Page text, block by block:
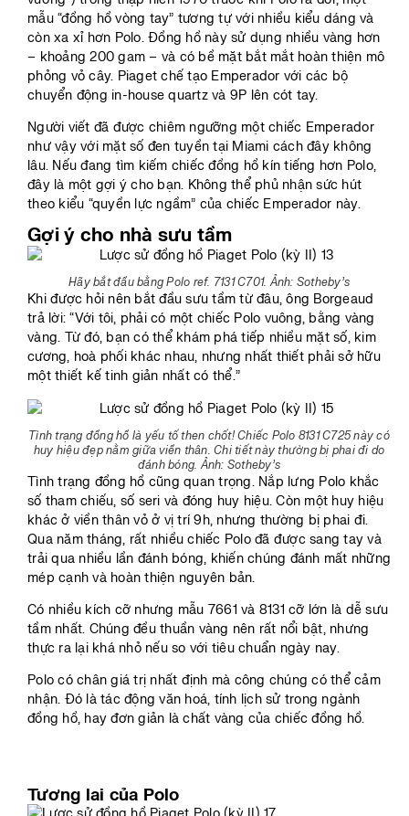
mẫu “đồng hồ vòng tay” tương tự với nhiều kiểu dáng và
còn xa xỉ hơn Polo. Đồng hồ này sử dụng nhiều vàng hơn
– khoảng 200 gam – và có bề mặt bắt mắt hoàn thiện mô
phỏng vỏ cây. Piaget chế tạo Emperador với các bộ
chuyển động in-house quartz và 9P lên cót tay.
Người viết đã được chiêm ngưỡng một chiếc Emperador
như vậy với mặt số đen tuyền tại Miami cách đây không
lâu. Nếu đang tìm kiếm chiếc đồng hồ kín tiếng hơn Polo,
đây là một gợi ý cho bạn. Không thể phủ nhận sức hút
theo kiểu “quyền lực ngầm” của chiếc Emperador này.
Gợi ý cho nhà sưu tầm
Hãy bắt đầu bằng Polo ref. 7131 C701. Ảnh: Sotheby’s
Khi được hỏi nên bắt đầu sưu tầm từ đâu, ông Borgeaud
trả lời: “Với tôi, phải có một chiếc Polo vuông, bằng vàng
vàng. Từ đó, bạn có thể khám phá tiếp nhiều mặt số, kim
cương, hoà phối khác nhau, nhưng nhất thiết phải sở hữu
một thiết kế tinh giản nhất có thể.”
Tình trạng đồng hồ cũng quan trọng. Nắp lưng Polo khắc
số tham chiếu, số seri và đóng huy hiệu. Còn một huy hiệu
khác ở viền thân vỏ ở vị trí 9h, nhưng thường bị phai đi.
Qua năm tháng, rất nhiều chiếc Polo đã được sang tay và
trải qua nhiều lần đánh bóng, khiến chúng đánh mất những
mép cạnh và hoàn thiện nguyên bản.
Có nhiều kích cỡ nhưng mẫu 7661 và 8131 cỡ lớn là dễ sưu
tầm nhất. Chúng đều thuần vàng nên rất nổi bật, nhưng
thực ra lại khá nhỏ nếu so với tiêu chuẩn ngày nay.
Polo có chân giá trị nhất định mà công chúng có thể cảm
nhận. Đó là tác động văn hoá, tính lịch sử trong ngành
đồng hồ, hay đơn giản là chất vàng của chiếc đồng hồ.
Tình trạng đồng hồ là yếu tố then chốt! Chiếc Polo 8131 C725 này có
huy hiệu đẹp nằm giữa viền thân. Chi tiết này thường bị phai đi do
đánh bóng. Ảnh: Sotheby’s
Tương lai của Polo​